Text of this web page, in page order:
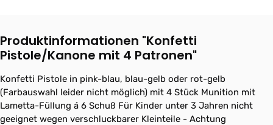
Produktinformationen "Konfetti
Pistole/Kanone mit 4 Patronen"
Konfetti Pistole in pink-blau, blau-gelb oder rot-gelb
(Farbauswahl leider nicht möglich) mit 4 Stück Munition mit
Lametta-Füllung á 6 Schuß Für Kinder unter 3 Jahren nicht
geeignet wegen verschluckbarer Kleinteile - Achtung